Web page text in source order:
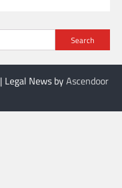
Search
| Legal News byAscendoor